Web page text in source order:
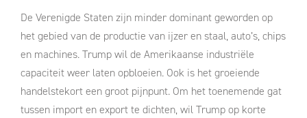
De Verenigde Staten zijn minder dominant geworden op
het gebied van de productie van ijzer en staal, auto’s, chips
en machines. Trump wil de Amerikaanse industriële
capaciteit weer laten opbloeien. Ook is het groeiende
handelstekort een groot pijnpunt. Om het toenemende gat
tussen import en export te dichten, wil Trump op korte